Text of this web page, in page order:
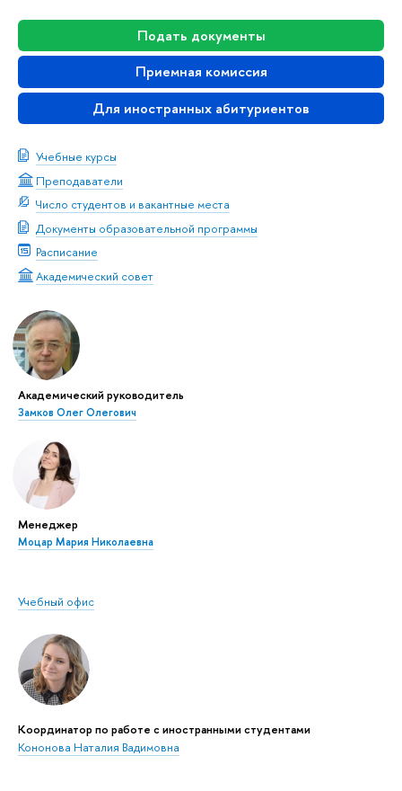
Подать документы
Приемная комиссия
Для иностранных абитуриентов
Учебные курсы
Преподаватели
Число студентов и вакантные места
Документы образовательной программы
Расписание
Академический совет
Академический руководитель
Замков Олег Олегович
Менеджер
Моцар Мария Николаевна
Учебный офис
Координатор по работе с иностранными студентами
Кононова Наталия Вадимовна